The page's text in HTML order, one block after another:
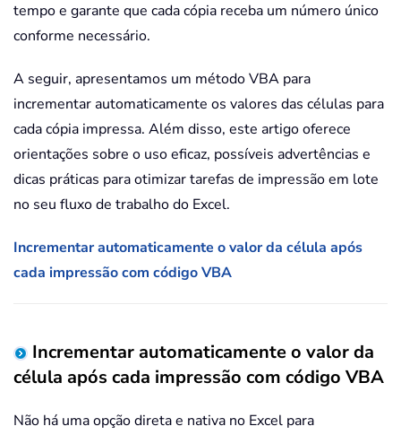
tempo e garante que cada cópia receba um número único
conforme necessário.
A seguir, apresentamos um método VBA para
incrementar automaticamente os valores das células para
cada cópia impressa. Além disso, este artigo oferece
orientações sobre o uso eficaz, possíveis advertências e
dicas práticas para otimizar tarefas de impressão em lote
no seu fluxo de trabalho do Excel.
Incrementar automaticamente o valor da célula após
cada impressão com código VBA
Incrementar automaticamente o valor da
célula após cada impressão com código VBA
Não há uma opção direta e nativa no Excel para